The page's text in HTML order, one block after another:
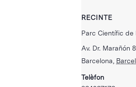
RECINTE
Parc Científic de
Av. Dr. Marañón 8
Barcelona
Telèfon